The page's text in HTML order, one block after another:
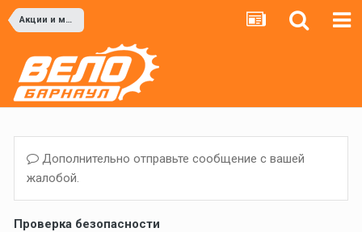
Акции и мероприятия
Дополнительно отправьте сообщение с вашей
жалобой.
Проверка безопасности